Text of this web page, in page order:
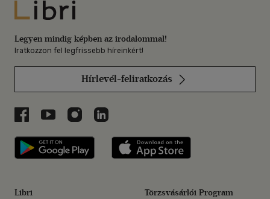
Libri
Legyen mindig képben az irodalommal!
Iratkozzon fel legfrissebb híreinkért!
Hírlevél-feliratkozás
Libri a Facebookon
Libri a Youtube-on
Libri az Instagramon
Libri a LinkedInen
Libri applikáció Szerezd meg: Google
Libri Törzsvásárlói Program